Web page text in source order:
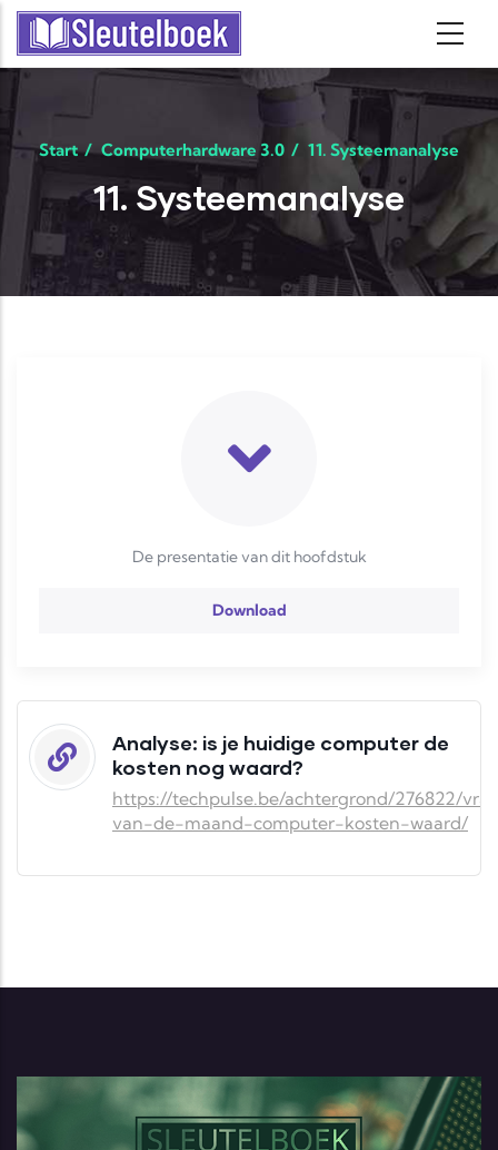
Skip to main content
Start/ Computerhardware 3.0 / 11. Systeemanalyse
11. Systeemanalyse
De presentatie van dit hoofdstuk
Download
Analyse: is je huidige computer de
kosten nog waard?
https://techpulse.be/achtergrond/276822/
van-de-maand-computer-kosten-waard/